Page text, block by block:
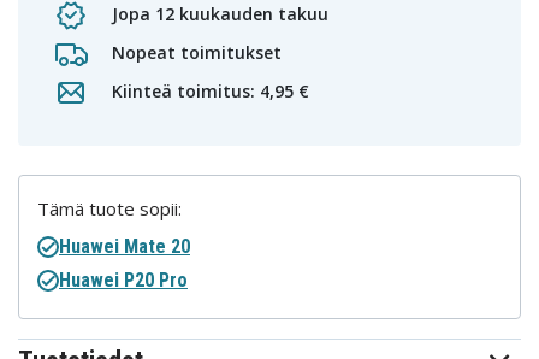
Jopa 12 kuukauden takuu
Nopeat toimitukset
Kiinteä toimitus: 4,95 €
Tämä tuote sopii:
Huawei Mate 20
Huawei P20 Pro